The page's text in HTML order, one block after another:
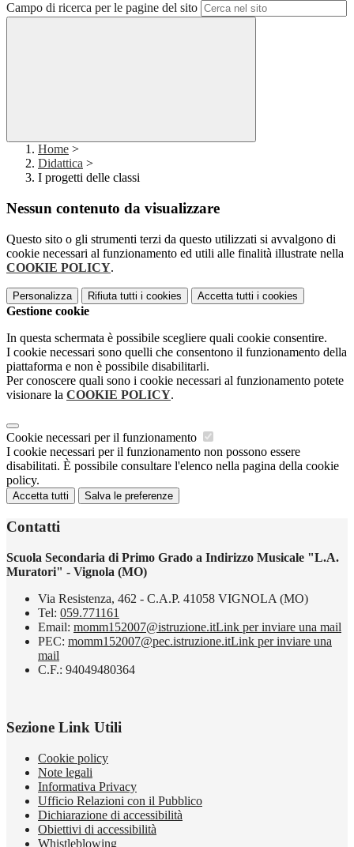
Campo di ricerca per le pagine del sito
Home >
Didattica >
I progetti delle classi
Nessun contenuto da visualizzare
Questo sito o gli strumenti terzi da questo utilizzati si avvalgono di
cookie necessari al funzionamento ed utili alle finalità illustrate nella
COOKIE POLICY.
Personalizza Rifiuta tutti i cookies Accetta tutti i cookies
Gestione cookie
In questa schermata è possibile scegliere quali cookie consentire.
I cookie necessari sono quelli che consentono il funzionamento della
piattaforma e non è possibile disabilitarli.
Per conoscere quali sono i cookie necessari al funzionamento potete
visionare la COOKIE POLICY.
Cookie necessari per il funzionamento
I cookie necessari per il funzionamento non possono essere
disabilitati. È possibile consultare l'elenco nella pagina della cookie
policy.
Accetta tutti Salva le preferenze
Contatti
Scuola Secondaria di Primo Grado a Indirizzo Musicale "L.A.
Muratori" - Vignola (MO)
Via Resistenza, 462 - C.A.P. 41058 VIGNOLA (MO)
Tel: 059.771161
Email: momm152007@istruzione.itLink per inviare una mail
PEC: momm152007@pec.istruzione.itLink per inviare una
mail
C.F.: 94049480364
Sezione Link Utili
Cookie policy
Note legali
Informativa Privacy
Ufficio Relazioni con il Pubblico
Dichiarazione di accessibilità
Obiettivi di accessibilità
Whistleblowing